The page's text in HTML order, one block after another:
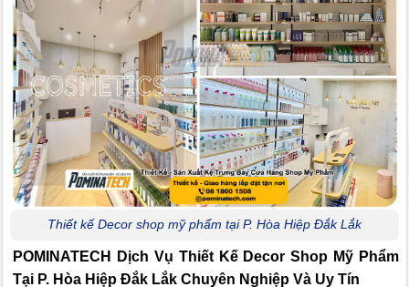
Thiết kế Decor shop mỹ phẩm tại P. Hòa Hiệp Đắk Lắk
POMINATECH Dịch Vụ Thiết Kế Decor Shop Mỹ Phẩm
Tại P. Hòa Hiệp Đắk Lắk Chuyên Nghiệp Và Uy Tín